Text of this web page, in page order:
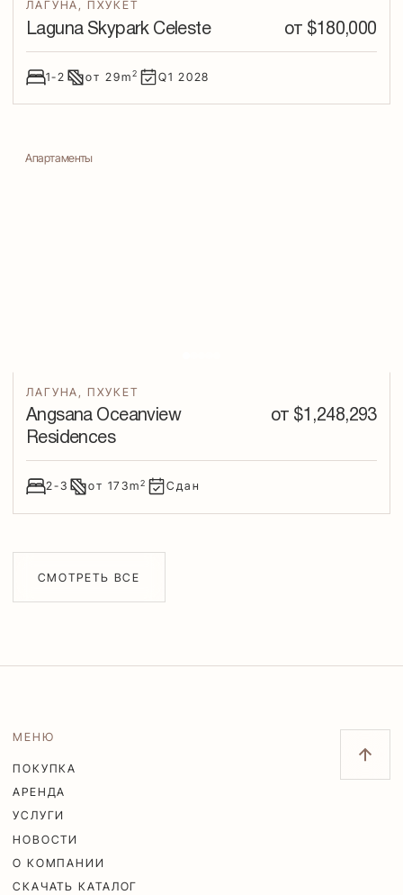
СМОТРЕТЬ ВСЕ
ЛАГУНА , ПХУКЕТ
Laguna Skypark Celeste от $180,000
1-2 от29m2 Q1 2028
ЛАГУНА ,ПХУКЕТ
Angsana Oceanview
Residences
от $1,248,293
2-3 от173m2 Сдан
Апартаменты
МЕНЮ
ПОКУПКА
АРЕНДА
УСЛУГИ
НОВОСТИ
О КОМПАНИИ
СКАЧАТЬ КАТАЛОГ